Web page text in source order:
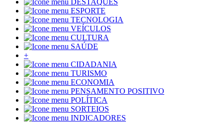
DESTAQUES
ESPORTE
TECNOLOGIA
VEÍCULOS
CULTURA
SAÚDE
+
CIDADANIA
TURISMO
ECONOMIA
PENSAMENTO POSITIVO
POLÍTICA
SORTEIOS
INDICADORES